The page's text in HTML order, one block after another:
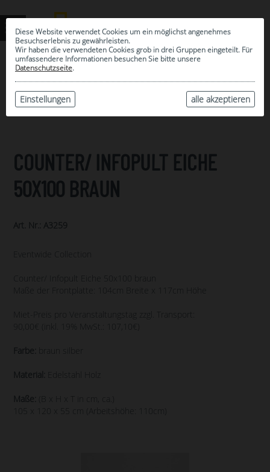
Diese Website verwendet Cookies um ein möglichst angenehmes
Besuchserlebnis zu gewährleisten.
Wir haben die verwendeten Cookies grob in drei Gruppen eingeteilt. Für
umfassendere Informationen besuchen Sie bitte unsere
Datenschutzseite.
alle akzeptieren
Einstellungen
ARCHIV
COUNTER/ INFOPULT EICHE
50X100 BRAUN
Art. Nr.: A3259
Eventwide Collection
Counter/ Infopult Eiche 50x100 braun
Maße der Frontplatte: 104cm Breite x 117cm Höhe
Miet-Preis pro Veranstaltungstag zzgl. Transport:
90,00€ (inkl. 19% MwSt.: 107,10€)
Farbe: braun silber
Material: Edelstahl Holz
Maße:
(B x H x T in cm, ca.)
105 x 120 x 55 cm (Arbeitshöhe: 110cm)